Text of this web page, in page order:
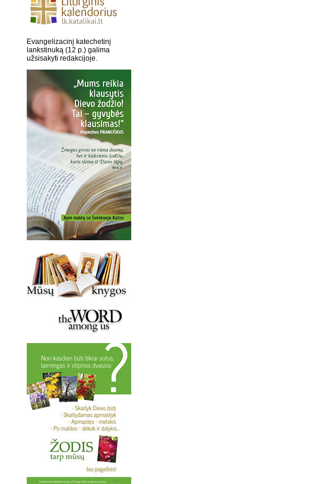
Evangelizacinį katechetinį
lankstinuką (12 p.) galima
užsisakyti redakcijoje.